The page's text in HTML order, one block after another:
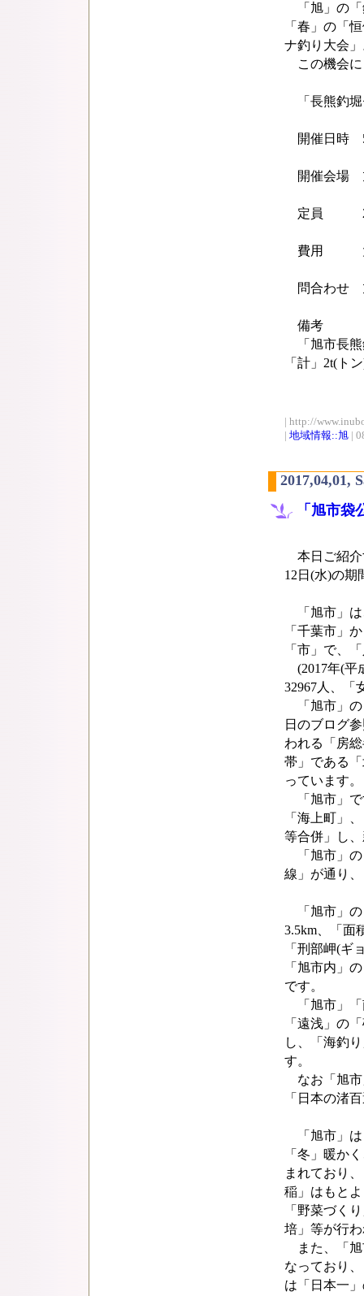
「旭」の「
「春」の「
ナ釣り大会
この機会に
「長熊釣堀
開催日時 5
開催会場
定員
費用 大人
問合わせ
備考
「旭市長熊
「計」2t(ト
| http://
| 地域情報::旭 |
2017,04,01,
「旭市
本日ご紹介
12日(水)の期
「旭市」は
「千葉市」
「市」で、
(2017年(平
32967人、「
「旭市」の
日のブログ
われる「房
帯」である
っています。
「旭市」で
「海上町」
等合併」し
「旭市」の
線」が通り
「旭市」の
3.5km、「面
「刑部岬(ギ
「旭市内」
です。
「旭市」「
「遠浅」の
し、「海釣
す。
なお「旭市
「日本の渚
「旭市」は
「冬」暖か
まれており
稲」はもと
「野菜づく
培」等が行
また、「旭
なっており
は「日本一